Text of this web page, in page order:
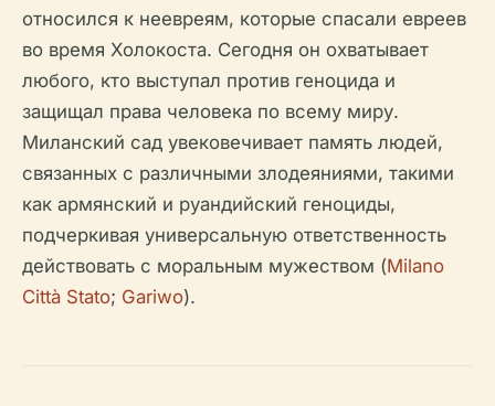
относился к неевреям, которые спасали евреев
во время Холокоста. Сегодня он охватывает
любого, кто выступал против геноцида и
защищал права человека по всему миру.
Миланский сад увековечивает память людей,
связанных с различными злодеяниями, такими
как армянский и руандийский геноциды,
подчеркивая универсальную ответственность
действовать с моральным мужеством (Milano
Città Stato; Gariwo).